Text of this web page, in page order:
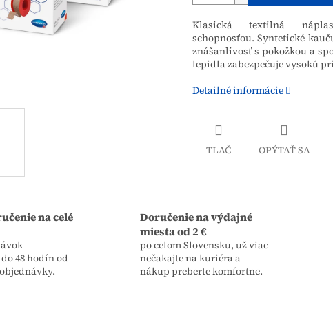
Klasická textilná
schopnosťou.Syntetické
znášanlivosť s pokožkou a
lepidla zabezpečuje vysokú
Detailné informácie
TLAČ OPÝTAŤ SA
na celé
48 hodín od
Doručenie na výdajné
miesta od 2 €
po celom Slovensku, už viac
nečakajte na kuriéra a
nákup preberte komfortne.